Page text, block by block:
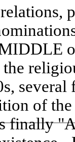
of
finally